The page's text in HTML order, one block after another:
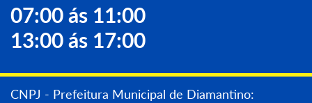
07:00 ás 11:00
13:00 ás 17:00
CNPJ - Prefeitura Municipal de Diamantino: